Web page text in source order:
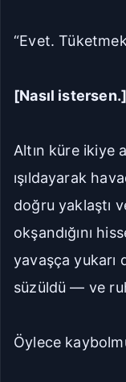
“Evet.
[Nasıl istersen.]
Altın küre ikiye
ışıldayarak
doğru yaklaştı
okşandığını
yavaşça yukarı
süzüldü — ve
Öylece